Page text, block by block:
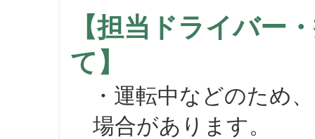
【担当ドライバー
て】
・運転中などのため
場合があります。